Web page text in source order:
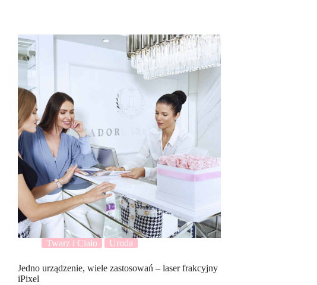
Twarz i Ciało Uroda
Jedno urządzenie, wiele zastosowań – laser frakcyjny
iPixel